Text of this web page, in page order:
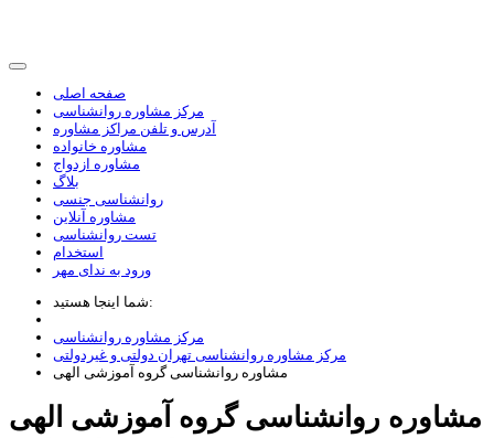
صفحه اصلی
مرکز مشاوره روانشناسی
آدرس و تلفن مراکز مشاوره
مشاوره خانواده
مشاوره ازدواج
بلاگ
روانشناسی جنسی
مشاوره آنلاین
تست روانشناسی
استخدام
ورود به ندای مهر
شما اینجا هستید:
مرکز مشاوره روانشناسی
مرکز مشاوره روانشناسی تهران دولتی و غیردولتی
مشاوره روانشناسی گروه آموزشی الهی
مشاوره روانشناسی گروه آموزشی الهی